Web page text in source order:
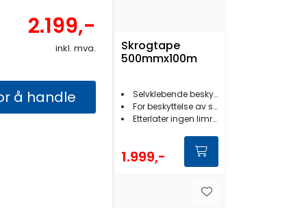
2.199,-
inkl. mva.
å handle
Skrogtape
500mmx100m
Selvklebende beskyttelsesfilm
For beskyttelse av skrog
Etterlater ingen limrester
1.999,-